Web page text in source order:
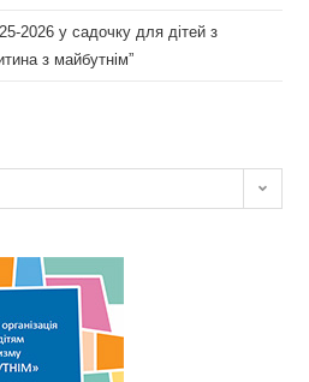
2026 у садочку для дітей з
з майбутнім”